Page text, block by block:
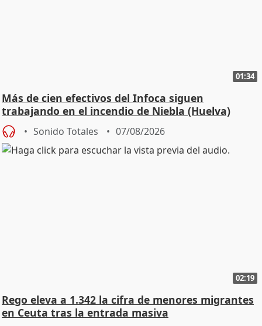
01:34
Más de cien efectivos del Infoca siguen
trabajando en el incendio de Niebla (Huelva)
Sonido Totales 07/08/2026
02:19
Rego eleva a 1.342 la cifra de menores migrantes
en Ceuta tras la entrada masiva